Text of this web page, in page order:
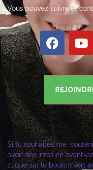
Vous pouvez suivre et
Si tu souhaites me
avoir des infos en avant-
clique sur le bouton vert